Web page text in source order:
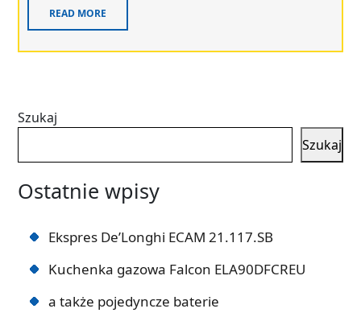
READ MORE
Szukaj
Szukaj
Ostatnie wpisy
Ekspres De’Longhi ECAM 21.117.SB
Kuchenka gazowa Falcon ELA90DFCREU
a także pojedyncze baterie